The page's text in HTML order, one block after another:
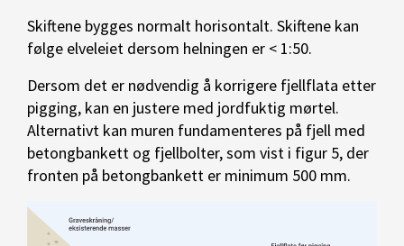
Skiftene bygges normalt horisontalt. Skiftene kan
følge elveleiet dersom helningen er < 1:50.
Dersom det er nødvendig å korrigere fjellflata etter
pigging, kan en justere med jordfuktig mørtel.
Alternativt kan muren fundamenteres på fjell med
betongbankett og fjellbolter, som vist i figur 5, der
fronten på betongbankett er minimum 500 mm.